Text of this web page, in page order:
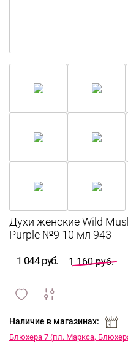
1 044 руб. 1 160 руб.
и
Наличие в магазинах:
Блюхера 7 (пл. Маркса,